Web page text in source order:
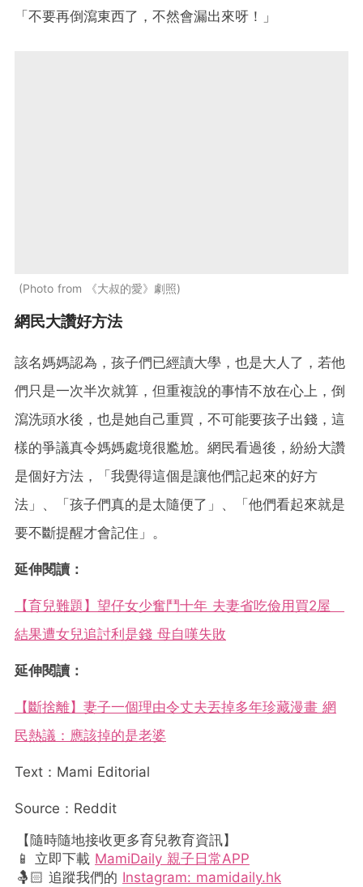
「不要再倒瀉東西了，不然會漏出來呀！」
Photo from 《大叔的愛》劇照
網民大讚好方法
該名媽媽認為，孩子們已經讀大學，也是大人了，若他
們只是一次半次就算，但重複說的事情不放在心上，倒
瀉洗頭水後，也是她自己重買，不可能要孩子出錢，這
樣的爭議真令媽媽處境很尷尬。網民看過後，紛紛大讚
是個好方法，「我覺得這個是讓他們記起來的好方
法」、「孩子們真的是太隨便了」、「他們看起來就是
要不斷提醒才會記住」。
延伸閱讀：
【育兒難題】望仔女少奮鬥十年 夫妻省吃儉用買2屋
結果遭女兒追討利是錢 母自嘆失敗
延伸閱讀：
【斷捨離】妻子一個理由令丈夫丟掉多年珍藏漫畫 網
民熱議：應該掉的是老婆
Text：Mami Editorial
Source：Reddit
【隨時隨地接收更多育兒教育資訊】
📱 立即下載 MamiDaily 親子日常APP
🤱🏻 追蹤我們的 Instagram: mamidaily.hk